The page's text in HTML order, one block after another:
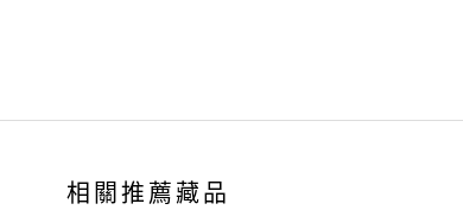
相關推薦藏品